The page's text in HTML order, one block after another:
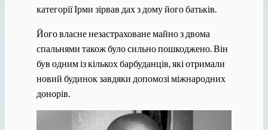
категорії Ірми зірвав дах з дому його батьків.
Його власне незастраховане майно з двома
спальнями також було сильно пошкоджено. Він
був одним із кількох барбуданців, які отримали
новий будинок завдяки допомозі міжнародних
донорів.